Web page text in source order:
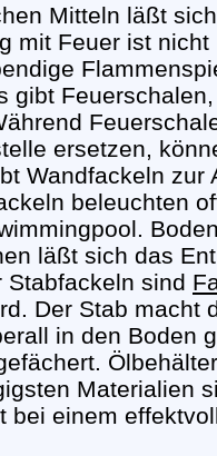
Mitteln läßt
mit Feuer ist
gibt
ersetzen,
Wandfackeln zur
beleuchten
läßt sich das
sind
Der Stab macht
in den Boden
Materialien
bei einem